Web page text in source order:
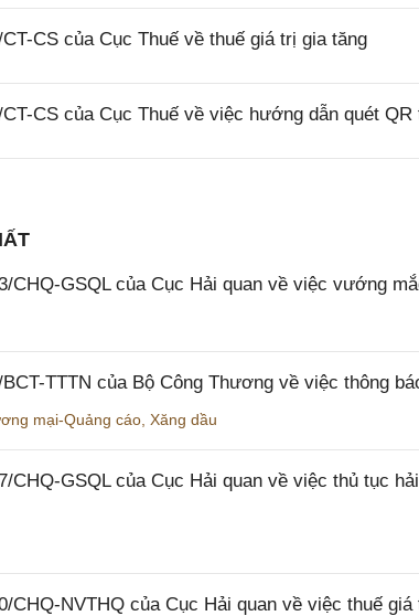
CS của Cục Thuế về thuế giá trị gia tăng
CS của Cục Thuế về việc hướng dẫn quét
CHQ-GSQL của Cục Hải quan về việc vướng
TTTN của Bộ Công Thương về việc thông
mại-Quảng cáo Xăng dầu
CHQ-GSQL của Cục Hải quan về việc thủ tục
CHQ-NVTHQ của Cục Hải quan về việc thuế